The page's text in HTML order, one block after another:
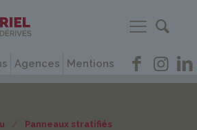
Agences Mentions
/
Panneaux stratifiés